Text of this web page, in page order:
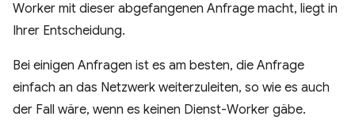
Worker mit dieser abgefangenen Anfrage macht, liegt in
Ihrer Entscheidung.
Bei einigen Anfragen ist es am besten, die Anfrage
einfach an das Netzwerk weiterzuleiten, so wie es auch
der Fall wäre, wenn es keinen Dienst-Worker gäbe.